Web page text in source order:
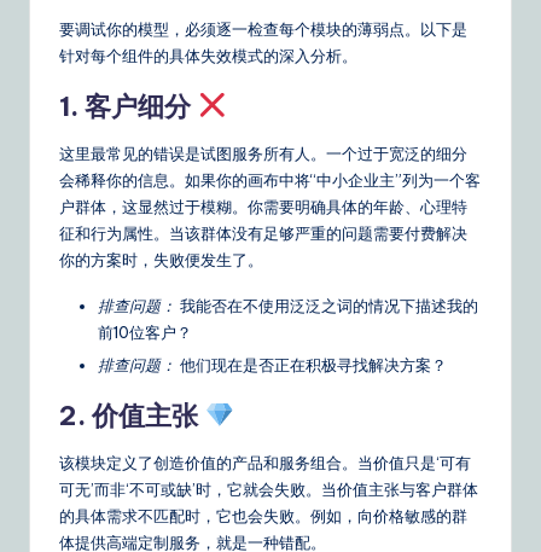
o
ft
w
S
要调试你的模型，必须逐一检查每个模块的薄弱点。以下是
针对每个组件的具体失效模式的深入分析。
1. 客户细分
这里最常见的错误是试图服务所有人。一个过于宽泛的细分
会稀释你的信息。如果你的画布中将“中小企业主”列为一个客
户群体，这显然过于模糊。你需要明确具体的年龄、心理特
征和行为属性。当该群体没有足够严重的问题需要付费解决
你的方案时，失败便发生了。
排查问题： 我能否在不使用泛泛之词的情况下描述我的
前10位客户？
排查问题： 他们现在是否正在积极寻找解决方案？
2. 价值主张
该模块定义了创造价值的产品和服务组合。当价值只是‘可有
可无’而非‘不可或缺’时，它就会失败。当价值主张与客户群体
的具体需求不匹配时，它也会失败。例如，向价格敏感的群
体提供高端定制服务，就是一种错配。